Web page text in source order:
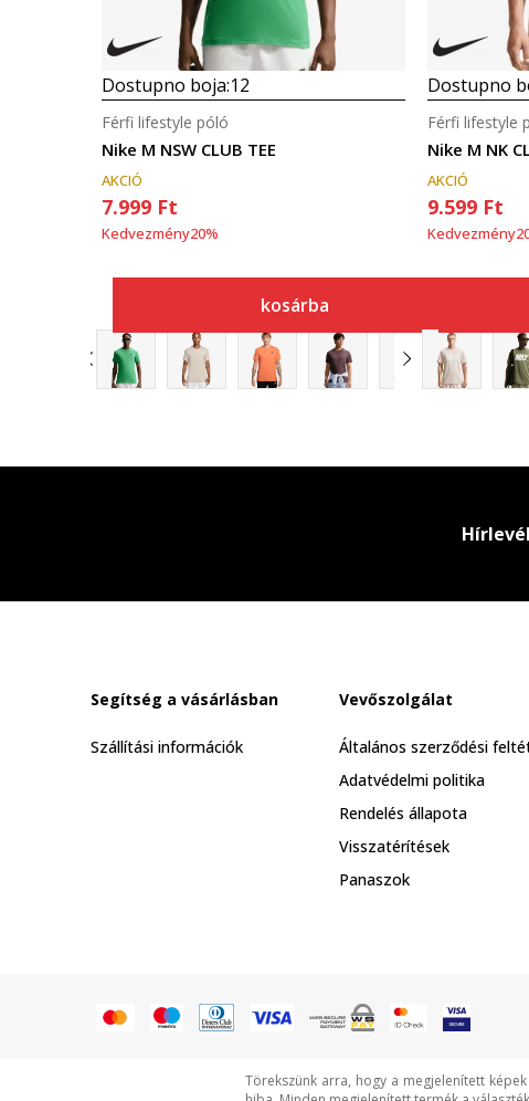
Dostupno boja:12
Nike M NSW CLUB TEE
Férfi lifestyle póló
AKCIÓ
7.999 Ft
Kedvezmény20%
kosárba
Dostupno
Nike M NK
Férfi lifestyle
AKCIÓ
9.599 Ft
Kedvezmény
Hírlevél
Segítség a vásárlásban
Szállítási információk
Vevőszolgálat
Általános szerződési
Adatvédelmi politika
Rendelés állapota
Visszatérítések
Panaszok
Törekszünk arra, hogy a megjelenített